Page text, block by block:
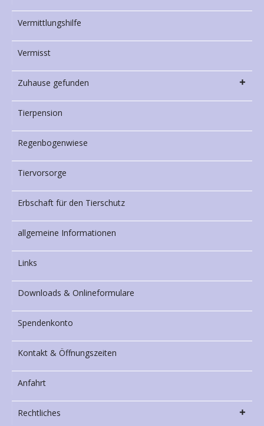
Vermittlungshilfe
Vermisst
Zuhause gefunden
Tierpension
Regenbogenwiese
Tiervorsorge
Erbschaft für den Tierschutz
allgemeine Informationen
Links
Downloads & Onlineformulare
Spendenkonto
Kontakt & Öffnungszeiten
Anfahrt
Rechtliches